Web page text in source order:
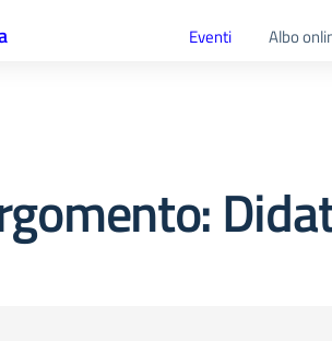
Eventi Albo